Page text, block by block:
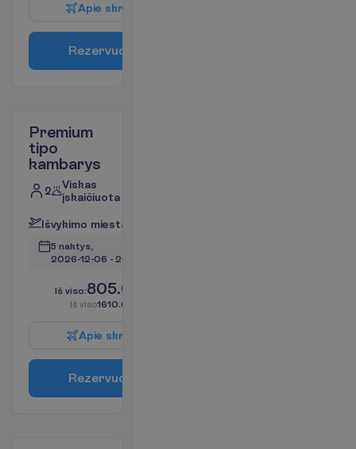
Apie skr
Rezervuo
Premium
tipo
kambarys
2
Viskas
įskaičiuota
Išvykimo miesta
5 naktys,
2026-12-06 - 2026-12-11
Iš viso:805.00
Iš viso1610.00
Apie skr
Rezervuo